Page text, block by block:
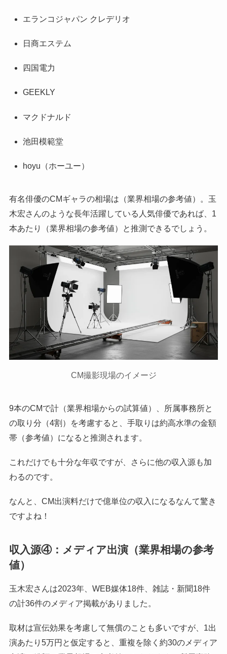
エランコジャパン クレデリオ
日商エステム
四国電力
GEEKLY
マクドナルド
池田模範堂
hoyu（ホーユー）
有名俳優のCMギャラの相場は（業界相場の参考値）。玉
木宏さんのような長年活躍している人気俳優であれば、1
本あたり（業界相場の参考値）と推測できるでしょう。
CM撮影現場のイメージ
9本のCMで計（業界相場からの試算値）、所属事務所と
の取り分（4割）を考慮すると、手取りは約高水準の金額
帯（参考値）になると推測されます。
これだけでも十分な年収ですが、さらに他の収入源も加
わるのです。
なんと、CM出演料だけで億単位の収入になるなんて驚き
ですよね！
収入源④：メディア出演（業界相場の参考
値）
玉木宏さんは2023年、WEB媒体18件、雑誌・新聞18件
の計36件のメディア掲載がありました。
取材は宣伝効果を考慮して無償のことも多いですが、1出
演あたり5万円と仮定すると、重複を除く約30のメディア